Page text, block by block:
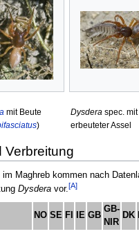
mit Beute
)
Dysdera spec. mit
erbeuteter Assel
Verbreitung
im Maghreb kommen nach
Dysderavor.[A]
NO SE FI IE GB
GB-
NIR
DK